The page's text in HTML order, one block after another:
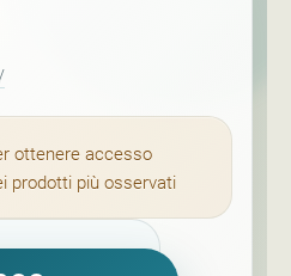
ottenere accesso
prodotti più osservati